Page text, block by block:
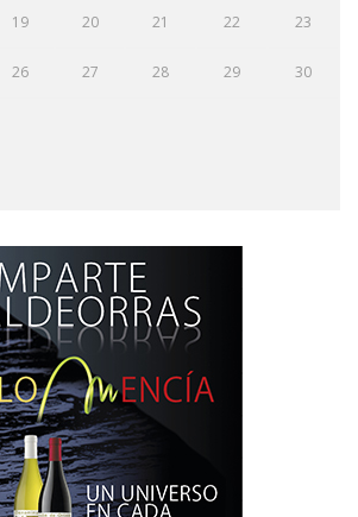
19 20 21 22 23
26 27 28 29 30